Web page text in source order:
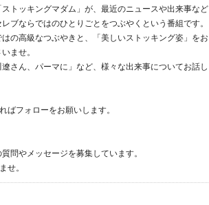
ストッキングマダム」が、最近のニュースや出来事など
ブならではのひとりごとをつぶやくという番組です。
の高級なつぶやきと、「美しいストッキング姿」をお
ませ。
さん、パーマに」など、様々な出来事についてお話し
ばフォローをお願いします。
問やメッセージを募集しています。
せ。